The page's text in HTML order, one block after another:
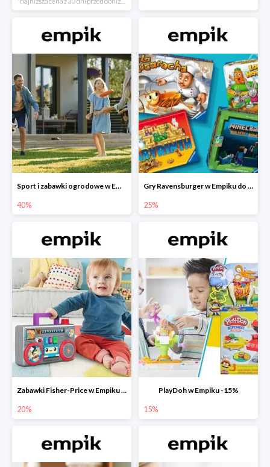
Sport i zabawki ogrodowe w Empiku do -40%
40%
Gry Ravensburger w Empiku do -25%
25%
Zabawki Fisher-Price w Empiku do -20%
20%
PlayDoh w Empiku -15%
15%